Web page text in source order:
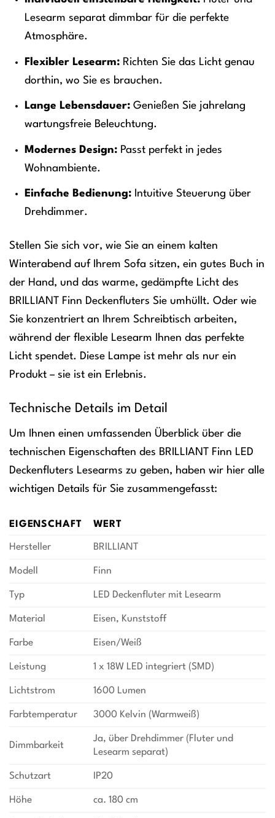
Lesearm separat dimmbar für die perfekte
Atmosphäre.
Flexibler Lesearm:Richten Sie das Licht genau
dorthin, wo Sie es brauchen.
Lange Lebensdauer:Genießen Sie jahrelang
wartungsfreie Beleuchtung.
Modernes Design:Passt perfekt in jedes
Wohnambiente.
Einfache Bedienung:Intuitive Steuerung über
Drehdimmer.
Stellen Sie sich vor, wie Sie an einem kalten
Winterabend auf Ihrem Sofa sitzen, ein gutes Buch in
der Hand, und das warme, gedämpfte Licht des
BRILLIANT Finn Deckenfluters Sie umhüllt. Oder wie
Sie konzentriert an Ihrem Schreibtisch arbeiten,
während der flexible Lesearm Ihnen das perfekte
Licht spendet. Diese Lampe ist mehr als nur ein
Produkt – sie ist ein Erlebnis.
Technische Details im Detail
Um Ihnen einen umfassenden Überblick über die
technischen Eigenschaften des BRILLIANT Finn LED
Deckenfluters Lesearms zu geben, haben wir hier alle
wichtigen Details für Sie zusammengefasst:
EIGENSCHAFT WERT
Hersteller BRILLIANT
Modell Finn
Typ LED Deckenfluter mit Lesearm
Material Eisen, Kunststoff
Farbe Eisen/Weiß
Leistung 1 x 18W LED integriert (SMD)
Lichtstrom 1600 Lumen
Farbtemperatur 3000 Kelvin (Warmweiß)
Dimmbarkeit
Ja, über Drehdimmer (Fluter und
Lesearm separat)
Schutzart IP20
Höhe ca. 180 cm